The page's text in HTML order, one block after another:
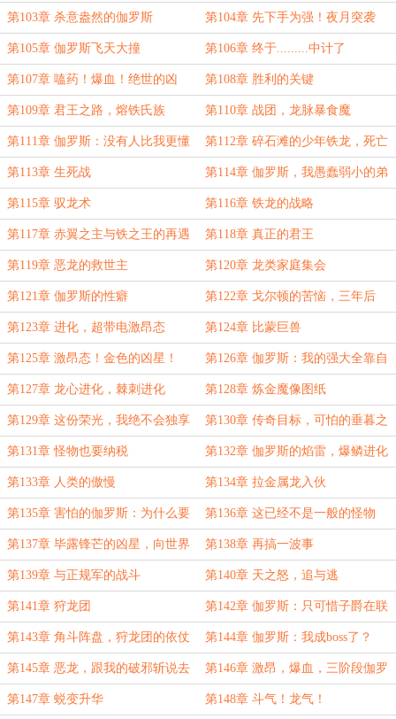
第103章 杀意盎然的伽罗斯 第104章 先下手为强！夜月突袭
第105章 伽罗斯飞天大撞 第106章 终于.........中计了
第107章 嗑药！爆血！绝世的凶
星！赢！（大章，求月票）
第108章 胜利的关键
第109章 君王之路，熔铁氏族 第110章 战团，龙脉暴食魔
第111章 伽罗斯：没有人比我更懂
恶龙
第112章 碎石滩的少年铁龙，死亡
之翼
第113章 生死战 第114章 伽罗斯，我愚蠢弱小的弟
弟啊
第115章 驭龙术 第116章 铁龙的战略
第117章 赤翼之主与铁之王的再遇 第118章 真正的君王
第119章 恶龙的救世主 第120章 龙类家庭集会
第121章 伽罗斯的性癖 第122章 戈尔顿的苦恼，三年后
第123章 进化，超带电激昂态 第124章 比蒙巨兽
第125章 激昂态！金色的凶星！
（大章）
第126章 伽罗斯：我的强大全靠自
己
第127章 龙心进化，棘刺进化 第128章 炼金魔像图纸
第129章 这份荣光，我绝不会独享 第130章 传奇目标，可怕的垂暮之
龙
第131章 怪物也要纳税 第132章 伽罗斯的焰雷，爆鳞进化
第133章 人类的傲慢 第134章 拉金属龙入伙
第135章 害怕的伽罗斯：为什么要
逼我？！
第136章 这已经不是一般的怪物
了，必须重拳出击
第137章 毕露锋芒的凶星，向世界
露出獠牙！（二合一大章，求月票）
第138章 再搞一波事
第139章 与正规军的战斗 第140章 天之怒，追与逃
第141章 狩龙团 第142章 伽罗斯：只可惜子爵在联
邦境内，难以下手
第143章 角斗阵盘，狩龙团的依仗 第144章 伽罗斯：我成boss了？
第145章 恶龙，跟我的破邪斩说去
吧
第146章 激昂，爆血，三阶段伽罗
斯，将大局逆转！（二合一大章）
第147章 蜕变升华 第148章 斗气！龙气！